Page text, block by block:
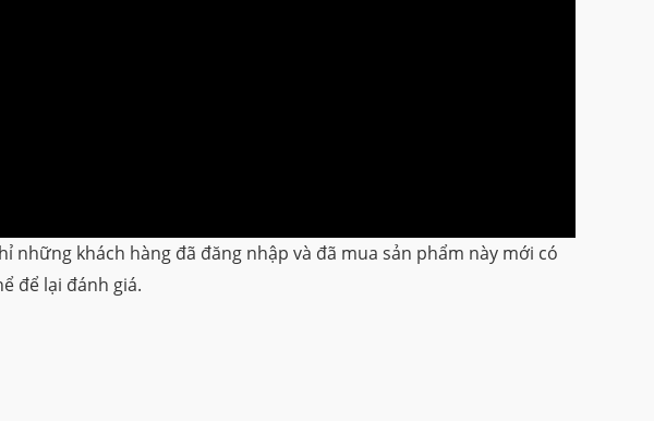
những khách hàng đã đăng nhập và đã mua sản phẩm này mới có
để lại đánh giá.